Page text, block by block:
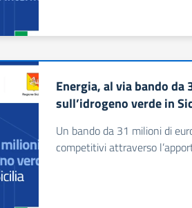
Energia, al via bando
sull’idrogeno verde in
Un bando da 31 milioni di
competitivi attraverso